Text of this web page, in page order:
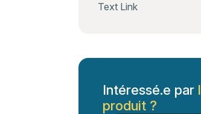
Text Link
Intéressé.e par
produit ?